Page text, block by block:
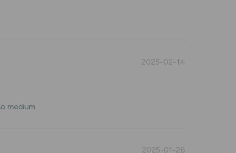
2025-02-14
medium.
2025-01-26